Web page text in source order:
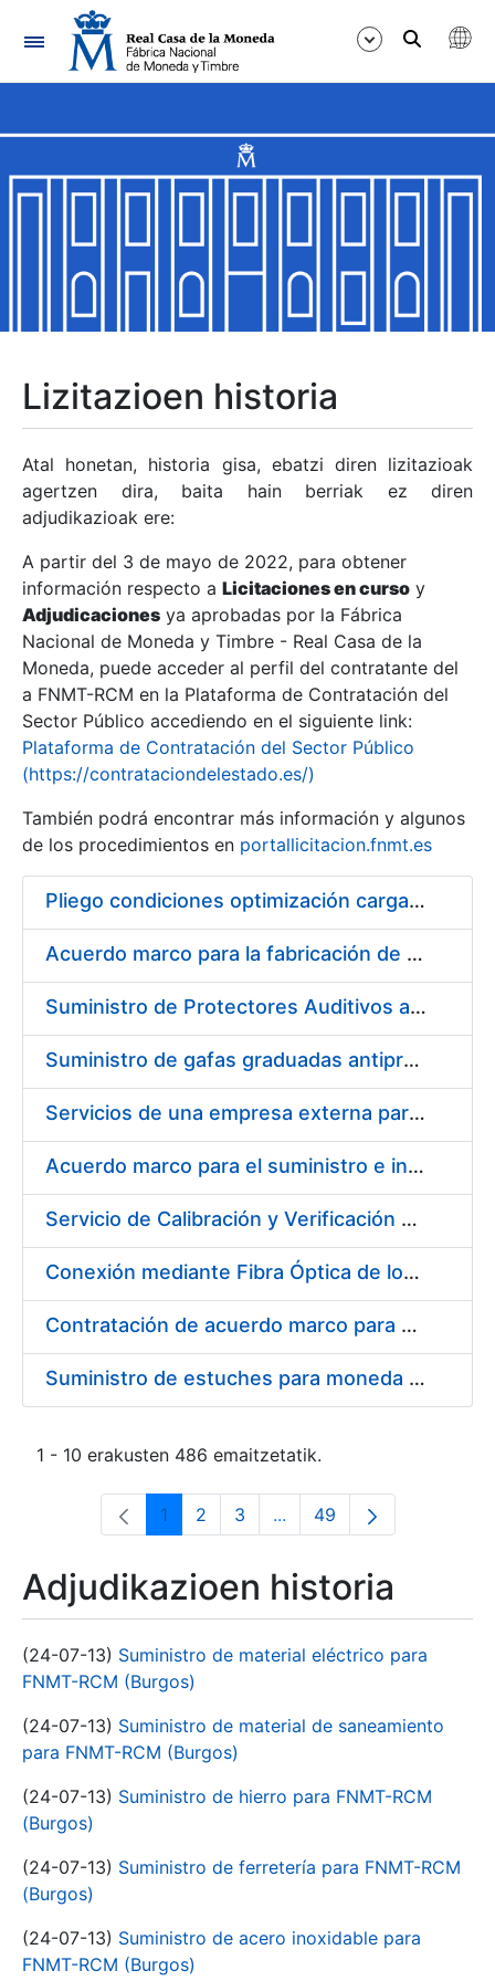
Nabigazioa
Erakutsi/Ezkutatu
Erakutsi/Ezkutatu
Erakutsi/Ezkutatu
Erakutsi/Ezkutatu
Erakutsi/Ezkutatu
Erakutsi/Ezkutatu
Erakutsi/Ezkutatu
Erakutsi/Ezkutatu
Lizitazioen historia
Atal honetan, historia gisa, ebatzi diren lizitazioak
agertzen dira, baita hain berriak ez diren
adjudikazioak ere:
A partir del 3 de mayo de 2022, para obtener
información respecto a Licitaciones en curso y
Adjudicaciones ya aprobadas por la Fábrica
Nacional de Moneda y Timbre - Real Casa de la
Moneda, puede acceder al perfil del contratante del
a FNMT-RCM en la Plataforma de Contratación del
Sector Público accediendo en el siguiente link:
Plataforma de Contratación del Sector Público
(https://contrataciondelestado.es/)
También podrá encontrar más información y algunos
de los procedimientos en portallicitacion.fnmt.es
Pliego condiciones optimización cargas compras firmado
Acuerdo marco para la fabricación de piezas
Suministro de Protectores Auditivos a medida para las personas trabajadoras de los Centros de Trabajo de Madrid y Burgos
Suministro de gafas graduadas antiproyecciones para los trabajadores de la FNMT-RCM en los centros de trabajo de Madrid y Burgos
Servicios de una empresa externa para el asesoramiento y resolución de los recursos de alzada que se presentan relacionados con procesos de selección para la FNMT-RCM
Acuerdo marco para el suministro e instalación de persianas, estores y otros complementos
Servicio de Calibración y Verificación Externa de los Equipos de Medición del Servicio de Prevención de la FNMT-RCM
Conexión mediante Fibra Óptica de los Centros de Proceso de Datos (CPDs) de las sedes de la FNMT-RCM de Burgos y Madrid
Contratación de acuerdo marco para el Suministro de Material de Electricidad para la Fábrica Nacional de Moneda y Timbre-Real Casa de la Moneda en su centro de trabajo de Burgos
Suministro de estuches para moneda de 30 €
1 - 10 erakusten 486 emaitzetatik.
Orrialdea
1 Orrialdea
2 Orrialdea
3 ...Intermediate Pages Use
Orrialdea
49
Adjudikazioen historia
(24-07-13) Suministro de material eléctrico para
FNMT-RCM (Burgos)
(24-07-13) Suministro de material de saneamiento
para FNMT-RCM (Burgos)
(24-07-13) Suministro de hierro para FNMT-RCM
(Burgos)
(24-07-13) Suministro de ferretería para FNMT-RCM
(Burgos)
(24-07-13) Suministro de acero inoxidable para
FNMT-RCM (Burgos)